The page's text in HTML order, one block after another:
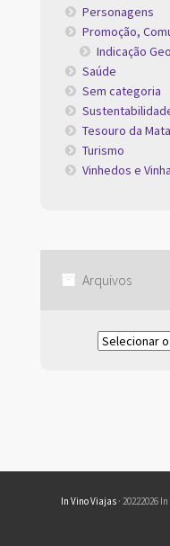
Personagens
Promoção,
Indicação
Saúde
Sem categoria
Tesouro da
Turismo
Vinhedos e
Arquivos
In Vino Viajas · 20222026